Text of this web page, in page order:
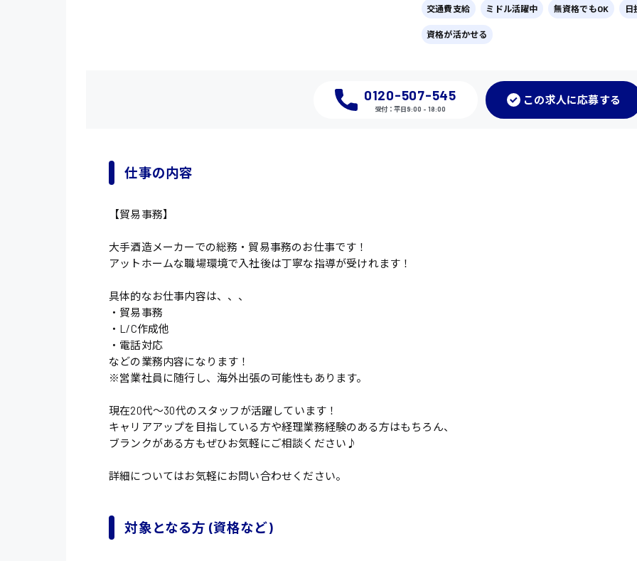
交通費支給 ミドル活躍中 無資格でもOK 日
資格が活かせる
0120-507-545
受付：平日9:00 - 18:00
この求人に応募する
仕事の内容
【貿易事務】
大手酒造メーカーでの総務・貿易事務のお仕事です！
アットホームな職場環境で入社後は丁寧な指導が受けれます！
具体的なお仕事内容は、、、
・貿易事務
・L/C作成他
・電話対応
などの業務内容になります！
※営業社員に随行し、海外出張の可能性もあります。
現在20代〜30代のスタッフが活躍しています！
キャリアアップを目指している方や経理業務経験のある方はもちろん、
ブランクがある方もぜひお気軽にご相談ください♪
詳細についてはお気軽にお問い合わせください。
対象となる方 (資格など)